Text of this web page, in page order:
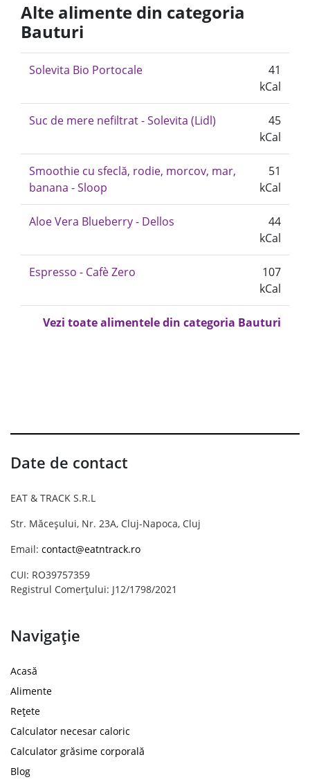
Alte alimente din categoria
Bauturi
Solevita Bio Portocale
41
kCal
Suc de mere nefiltrat - Solevita (Lidl)
45
kCal
Smoothie cu sfeclă, rodie, morcov, mar,
banana - Sloop
51
kCal
Aloe Vera Blueberry - Dellos
44
kCal
Espresso - Cafè Zero
107
kCal
Vezi toate alimentele din categoria Bauturi
Date de contact
EAT & TRACK S.R.L
Str. Măceșului, Nr. 23A, Cluj-Napoca, Cluj
Email: contact@eatntrack.ro
CUI: RO39757359
Registrul Comerțului: J12/1798/2021
Navigație
Acasă
Alimente
Rețete
Calculator necesar caloric
Calculator grăsime corporală
Blog